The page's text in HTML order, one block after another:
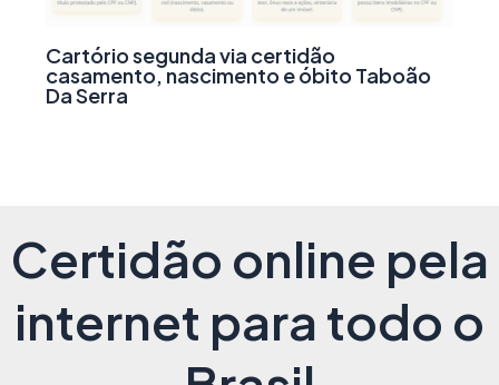
Cartório segunda via certidão
casamento, nascimento e óbito Taboão
Da Serra
Certidão online pela
internet para todo o